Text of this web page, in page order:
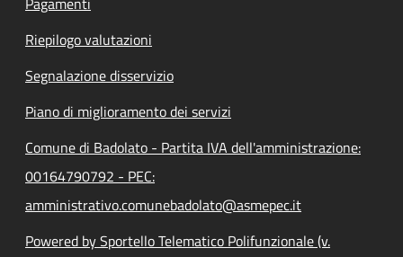
Riepilogo valutazioni
Segnalazione disservizio
Piano di miglioramento dei servizi
Comune di Badolato - Partita IVA dell'amministrazione:
00164790792 - PEC:
amministrativo.comunebadolato@asmepec.it
Powered by Sportello Telematico Polifunzionale (v.